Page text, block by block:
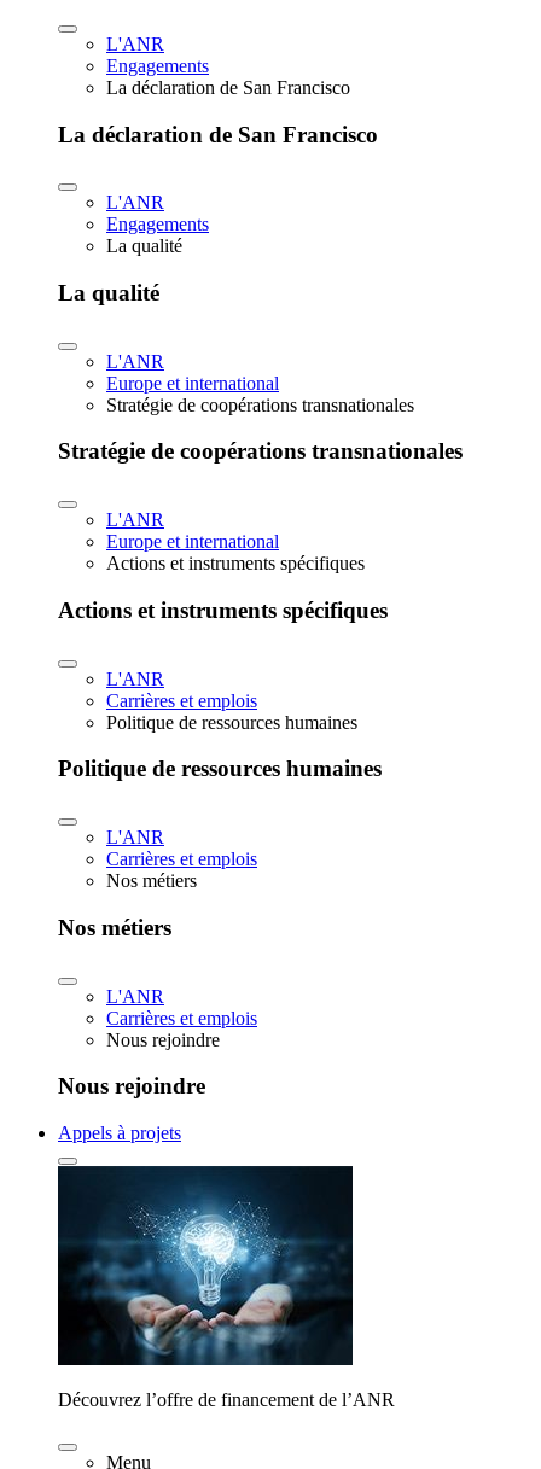
L'ANR
Engagements
La déclaration de San Francisco
La déclaration de San Francisco
L'ANR
Engagements
La qualité
La qualité
L'ANR
Europe et international
Stratégie de coopérations transnationales
Stratégie de coopérations transnationales
L'ANR
Europe et international
Actions et instruments spécifiques
Actions et instruments spécifiques
L'ANR
Carrières et emplois
Politique de ressources humaines
Politique de ressources humaines
L'ANR
Carrières et emplois
Nos métiers
Nos métiers
L'ANR
Carrières et emplois
Nous rejoindre
Nous rejoindre
Appels à projets
Découvrez l’offre de financement de l’ANR
Menu